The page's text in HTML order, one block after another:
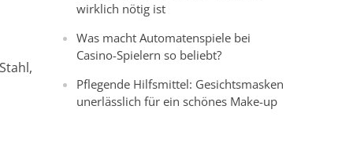
wirklich nötig ist
Was macht Automatenspiele bei
Casino-Spielern so beliebt?
Pflegende Hilfsmittel: Gesichtsmasken
unerlässlich für ein schönes Make-up